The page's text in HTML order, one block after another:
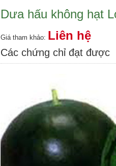
Dưa hấu không hạt
Giá tham khảo: Liên hệ
Các chứng chỉ đạt được